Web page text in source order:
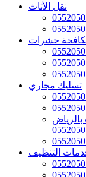
نقل الأثاث
حشرات
تسليك مجاري
التنظيف